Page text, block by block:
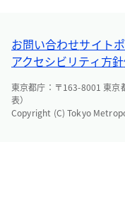
お問い合わせサイト
アクセシビリティ方針
東京都庁：〒163-8001 東
表）
Copyright (C) Tokyo